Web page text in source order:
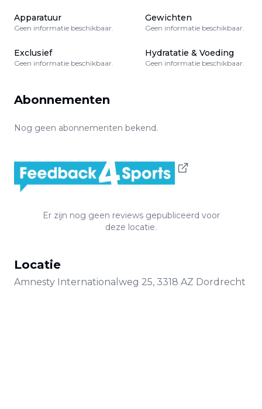
Apparatuur
Geen informatie beschikbaar.
Gewichten
Geen informatie beschikbaar.
Exclusief
Geen informatie beschikbaar.
Hydratatie & Voeding
Geen informatie beschikbaar.
Abonnementen
Nog geen abonnementen bekend.
Er zijn nog geen reviews gepubliceerd voor
deze locatie.
Locatie
Amnesty Internationalweg 25, 3318 AZ Dordrecht